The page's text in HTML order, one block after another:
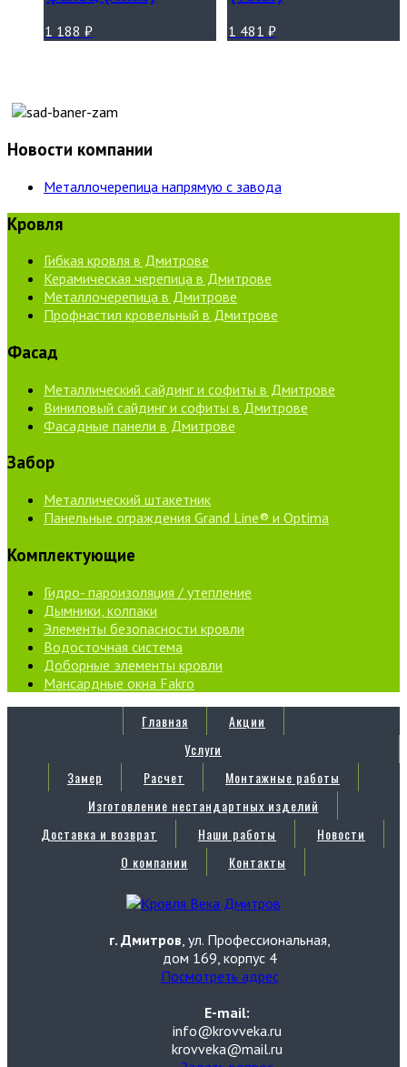
1 188 ₽ 1 481 ₽
Новости компании
Металлочерепица напрямую с завода
Кровля
Гибкая кровля в Дмитрове
Керамическая черепица в Дмитрове
Металлочерепица в Дмитрове
Профнастил кровельный в Дмитрове
Фасад
Металлический сайдинг и софиты в Дмитрове
Виниловый сайдинг и софиты в Дмитрове
Фасадные панели в Дмитрове
Забор
Металлический штакетник
Панельные ограждения Grand Line® и Optima
Комплектующие
Гидро- пароизоляция / утепление
Дымники, колпаки
Элементы безопасности кровли
Водосточная система
Доборные элементы кровли
Мансардные окна Fakro
Главная
Акции
Услуги
Замер
Расчет
Монтажные работы
Изготовление нестандартных изделий
Доставка и возврат
Наши работы
Новости
О компании
Контакты
г. Дмитров , ул. Профессиональная,
дом 169, корпус 4
Посмотреть адрес
E-mail:
info@krovveka.ru
krovveka@mail.ru